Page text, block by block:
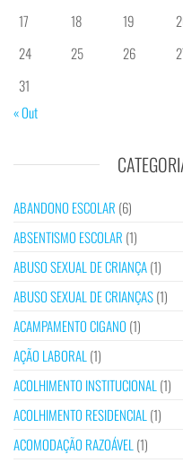
17
18 19
24
25 26
31
« Out
ABANDONO ESCOLAR (6)
ABSENTISMO ESCOLAR (1)
ABUSO SEXUAL DE CRIANÇA(1)
ABUSO SEXUAL DE CRIANÇAS(1)
ACAMPAMENTO CIGANO (1)
AÇÃO LABORAL (1)
ACOLHIMENTO INSTITUCIONAL (1)
ACOLHIMENTO RESIDENCIAL (1)
ACOMODAÇÃO RAZOÁVEL (1)